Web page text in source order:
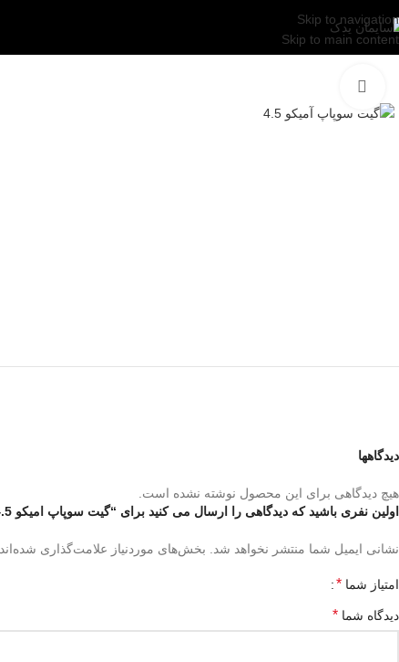
Skip to navigation
Skip to main content
دیدگاهها
هیچ دیدگاهی برای این محصول نوشته نشده است.
اولین نفری باشید که دیدگاهی را ارسال می کنید برای “گیت سوپاپ امیکو 4.5”
نشانی ایمیل شما منتشر نخواهد شد. بخش‌های موردنیاز علامت‌گذاری شده‌اند
امتیاز شما *
دیدگاه شما *